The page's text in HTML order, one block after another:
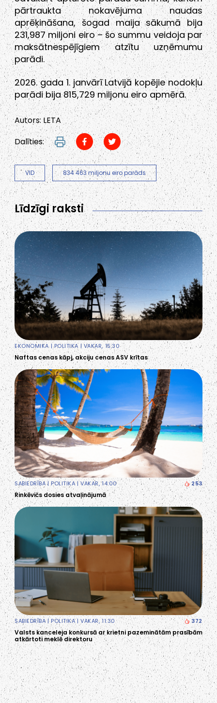
pārtraukta nokavējuma naudas
aprēķināšana, šogad maija sākumā bija
231,987 miljoni eiro – šo summu veidoja par
maksātnespējīgiem atzītu uzņēmumu
parādi.
2026. gada 1. janvārī Latvijā kopējie nodokļu
parādi bija 815,729 miljonu eiro apmērā.
Autors: LETA
Dalīties:
VID 834 463 miljonu eiro parāds
Līdzīgi raksti
EKONOMIKA|POLITIKA | VAKAR, 15:30
Naftas cenas kāpj, akciju cenas ASV krītas
SABIEDRĪBA|POLITIKA| VAKAR, 14:00 253
Rinkēvičs dosies atvaļinājumā
SABIEDRĪBA |POLITIKA| VAKAR, 11:30 372
Valsts kanceleja konkursā ar krietni pazeminātām prasībām
atkārtoti meklē direktoru